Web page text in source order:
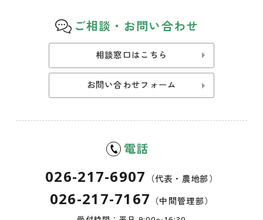
ご相談・お問い合わせ
相談窓口はこちら
お問い合わせフォーム
電話
026-217-6907 （代表・農地部）
026-217-7167 （中間管理部）